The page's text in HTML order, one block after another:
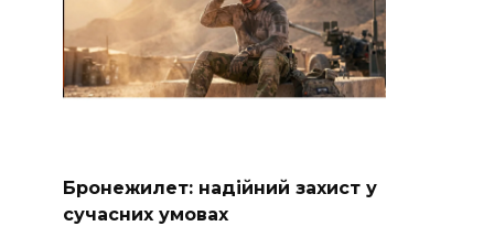
Бронежилет: надійний захист у
сучасних умовах